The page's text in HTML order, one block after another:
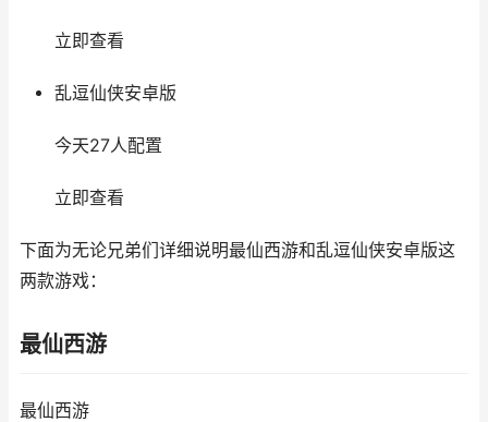
立即查看
乱逗仙侠安卓版
今天27人配置
立即查看
下面为无论兄弟们详细说明最仙西游和乱逗仙侠安卓版这
两款游戏：
最仙西游
最仙西游